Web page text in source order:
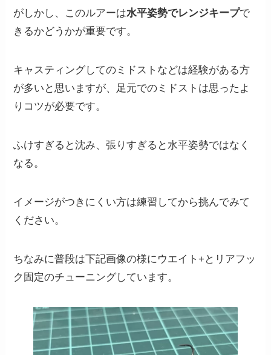
がしかし、このルアーは水平姿勢でレンジキープで
きるかどうかが重要です。
キャスティングしてのミドストなどは経験がある方
が多いと思いますが、足元でのミドストは思ったよ
りコツが必要です。
ふけすぎると沈み、張りすぎると水平姿勢ではなく
なる。
イメージがつきにくい方は練習してから挑んでみて
ください。
ちなみに普段は下記画像の様にウエイト+とリアフッ
ク固定のチューニングしています。